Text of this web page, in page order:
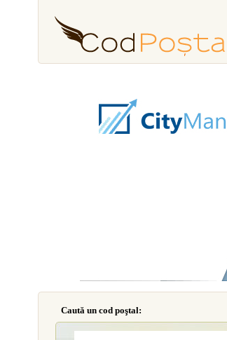
Caută un cod poştal: